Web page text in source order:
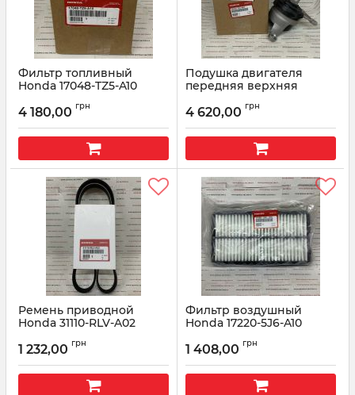
Фильтр топливный
Honda 17048-TZ5-A10
4 180,00 грн
Подушка двигателя
передняя верхняя
Артикул: 50820TZ5A02
4 620,00 грн
Ремень приводной
Honda 31110-RLV-A02
1 232,00 грн
Фильтр воздушный
Honda 17220-5J6-A10
1 408,00 грн